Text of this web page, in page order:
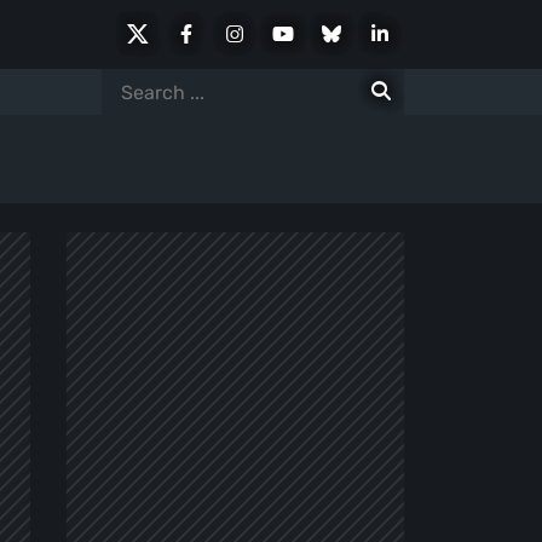
FacebookInstagramYoutubeBlueskyLinkedIn
Search